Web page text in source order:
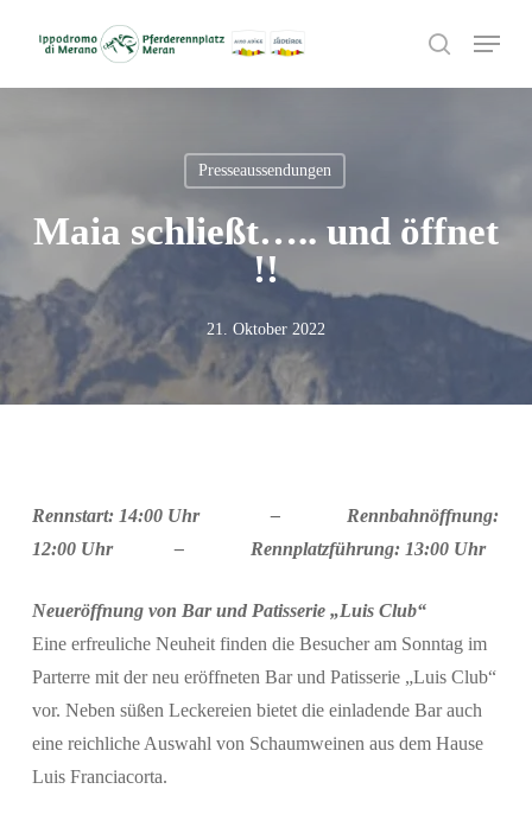
search
Menu
Suchen
Presseaussendungen
Maia schließt….. und öffnet
!!
21. Oktober 2022
Rennstart: 14:00 Uhr – Rennbahnöffnung:
12:00 Uhr – Rennplatzführung: 13:00 Uhr
Neueröffnung von Bar und Patisserie „Luis Club“
Eine erfreuliche Neuheit finden die Besucher am Sonntag im
Parterre mit der neu eröffneten Bar und Patisserie „Luis Club“
vor. Neben süßen Leckereien bietet die einladende Bar auch
eine reichliche Auswahl von Schaumweinen aus dem Hause
Luis Franciacorta.